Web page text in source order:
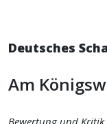
Deutsches
Am
Bewertung und Kritik